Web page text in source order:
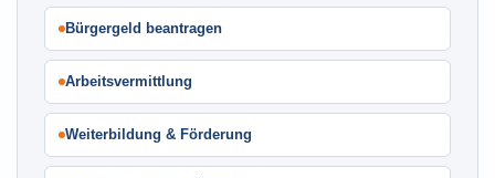
Bürgergeld beantragen
Arbeitsvermittlung
Weiterbildung & Förderung